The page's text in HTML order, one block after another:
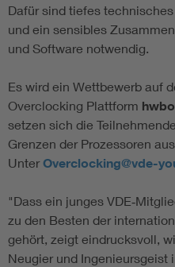
Dafür sind tiefes
und ein sensibles
und Software notwendig.
Es wird ein Wettbewerb auf
Overclocking Plattform
setzen sich die
Grenzen der Prozessoren
UnterOverclocking@vde-
"Dass ein junges
zu den Besten der
gehört, zeigt eindrucksvoll,
Neugier und Ingenieursgeist